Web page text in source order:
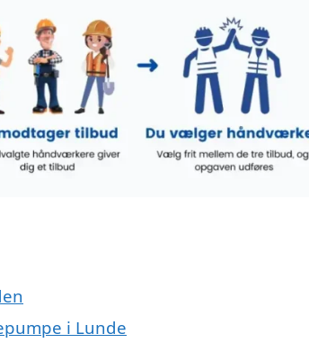
i Lunde